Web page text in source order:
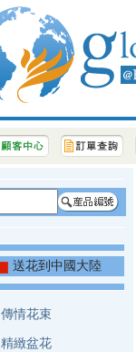
送花到中國大陸
傳情花束
精緻盆花